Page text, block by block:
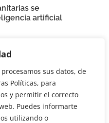
sus datos, de
Políticas, para
y permitir el correcto
Puedes informarte
utilizando o
se
artificial